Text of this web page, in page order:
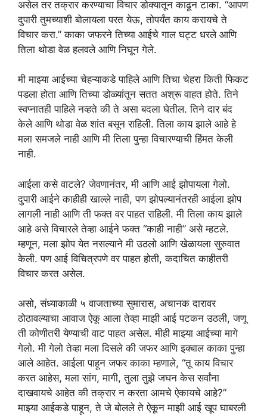
असेल तर तक्रार करण्याचा विचार डोक्यातून काढून टाका. “आपण
दुपारी तुमच्याशी बोलायला परत येऊ, तोपर्यंत काय करायचे ते
विचार करा.” काका जफरने तिच्या आईचे गाल घट्ट धरले आणि
तिला थोडा वेळ हलवले आणि निघून गेले.
मी माझ्या आईच्या चेहऱ्याकडे पाहिले आणि तिचा चेहरा किती फिकट
पडला होता आणि तिच्या डोळ्यांतून सतत अश्रू वाहत होते. तिने
स्वप्नातही पाहिले नव्हते की ते असा बदला घेतील. तिने दार बंद
केले आणि थोडा वेळ शांत बसून राहिली. तिला काय झाले आहे हे
मला समजले नाही आणि मी तिला पुन्हा विचारण्याची हिंमत केली
नाही.
आईला कसे वाटले? जेवणानंतर, मी आणि आई झोपायला गेलो.
दुपारी आईने काहीही खाल्ले नाही, पण झोपल्यानंतरही आईला झोप
लागली नाही आणि ती फक्त वर पाहत राहिली. मी तिला काय झाले
आहे असे विचारले तेव्हा आईने फक्त “काही नाही” असे म्हटले.
म्हणून, मला झोप येत नसल्याने मी उठलो आणि खेळायला सुरुवात
केली. पण आई विचित्रपणे वर पाहत होती, कदाचित काहीतरी
विचार करत असेल.
असो, संध्याकाळी ५ वाजताच्या सुमारास, अचानक दारावर
ठोठावल्याचा आवाज ऐकू आला तेव्हा माझी आई पटकन उठली, जणू
ती कोणीतरी येण्याची वाट पाहत असेल. मीही माझ्या आईच्या मागे
गेलो. मी गेलो तेव्हा मला दिसले की जफर आणि इक्बाल काका पुन्हा
आले आहेत. आईला पाहून जफर काका म्हणाले, “तू काय विचार
करत आहेस, मला सांग, मागी, तुला तुझे जघन केस सर्वांना
दाखवायचे आहेत की तक्रार न करता आमचे ऐकायचे आहे?”
माझ्या आईकडे पाहून, ते जे बोलले ते ऐकून माझी आई खूप घाबरली